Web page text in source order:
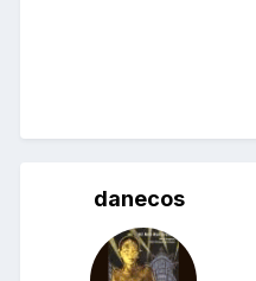
danecos